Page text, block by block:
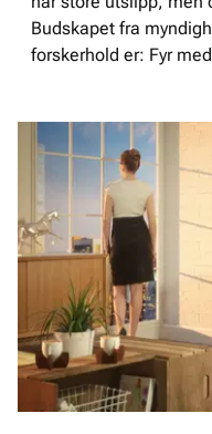
Budskapet fra
forskerhold er: Fyr